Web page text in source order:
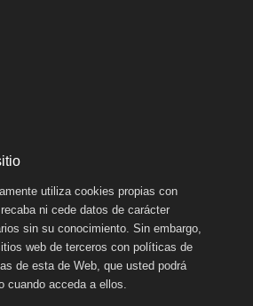
utiliza cookies propias con
ni cede datos de carácter
sin su conocimiento. Sin embargo,
web de terceros con políticas de
de esta de Web, que usted podrá
cuando acceda a ellos.